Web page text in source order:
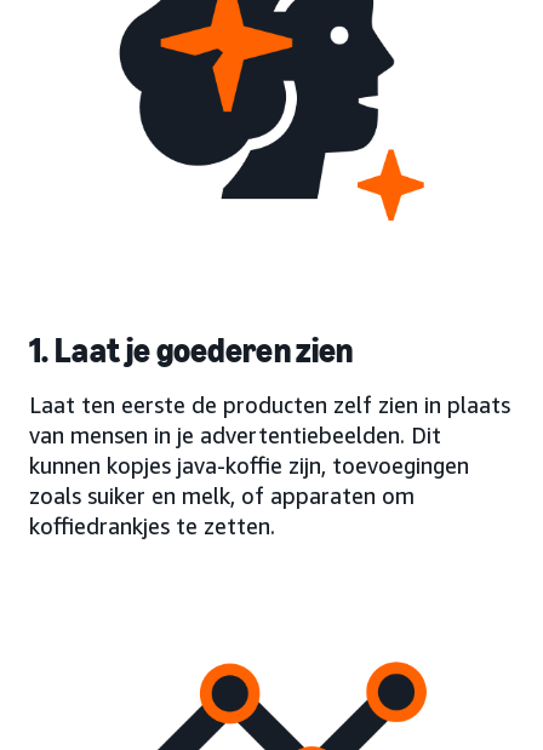
1. Laat je goederen zien
Laat ten eerste de producten zelf zien in plaats
van mensen in je advertentiebeelden. Dit
kunnen kopjes java-koffie zijn, toevoegingen
zoals suiker en melk, of apparaten om
koffiedrankjes te zetten.